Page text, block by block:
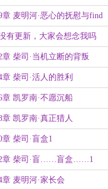
章 麦明河·恶心的抚慰与find
有更新，大家会想念我吗
章 柴司·当机立断的背叛
章 柴司·活人的胜利
章 凯罗南·不愿沉船
章 凯罗南·真正猎人
章 柴司·盲盒1
章 柴司·盲……盲盒……1
章 麦明河·家长会